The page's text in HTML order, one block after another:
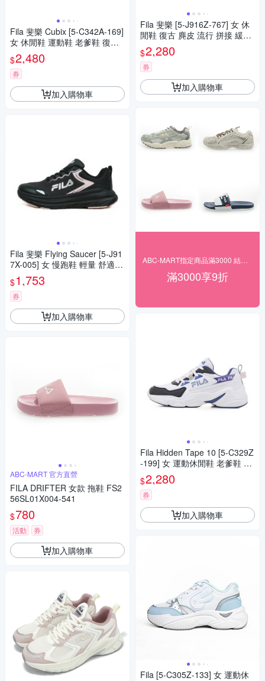
Fila 斐樂 Cubix [5-C342A-169]
女 休閒鞋 運動鞋 老爹鞋 復古
流行 白 綠
$2,480
券
加入購物車
Fila 斐樂 Flying Saucer [5-J91
7X-005] 女 慢跑鞋 輕量 舒適
休閒 穿搭 黑紫
$1,753
券
加入購物車
ABC-MART 官方直營
FILA DRIFTER 女款 拖鞋 FS2
56SL01X004-541
$780
活動 券
加入購物車
Fila 斐樂 [5-J916Z-767] 女 休
閒鞋 復古 麂皮 流行 拼接 緩衝
米棕綠
$2,280
券
加入購物車
滿3000享9折
Fila Hidden Tape 10 [5-C329Z
-199] 女 運動休閒鞋 老爹鞋 復
古鞋 舒適 白 藍紫
$2,280
券
加入購物車
Fila [5-C305Z-133] 女 運動休